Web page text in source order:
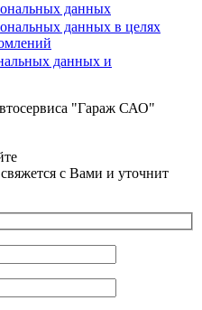
данных
данных в целях
данных и
с Вами и уточнит